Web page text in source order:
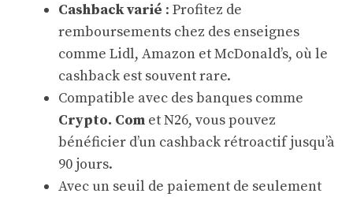
Cashback varié : Profitez de
remboursements chez des enseignes
comme Lidl, Amazon et McDonald’s, où le
cashback est souvent rare.
Compatible avec des banques comme
Crypto. Com et N26, vous pouvez
bénéficier d’un cashback rétroactif jusqu’à
90 jours.
Avec un seuil de paiement de seulement